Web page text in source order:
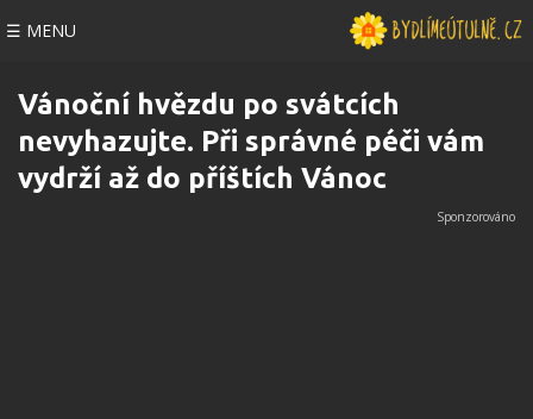
☰ MENU
Vánoční hvězdu po svátcích
nevyhazujte. Při správné péči vám
vydrží až do příštích Vánoc